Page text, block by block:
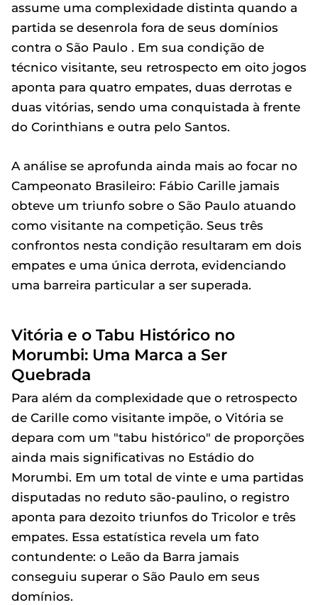
assume uma complexidade distinta quando a
partida se desenrola fora de seus domínios
contra o São Paulo . Em sua condição de
técnico visitante, seu retrospecto em oito jogos
aponta para quatro empates, duas derrotas e
duas vitórias, sendo uma conquistada à frente
do Corinthians e outra pelo Santos.
A análise se aprofunda ainda mais ao focar no
Campeonato Brasileiro: Fábio Carille jamais
obteve um triunfo sobre o São Paulo atuando
como visitante na competição. Seus três
confrontos nesta condição resultaram em dois
empates e uma única derrota, evidenciando
uma barreira particular a ser superada.
Vitória e o Tabu Histórico no
Morumbi: Uma Marca a Ser
Quebrada
Para além da complexidade que o retrospecto
de Carille como visitante impõe, o Vitória se
depara com um "tabu histórico" de proporções
ainda mais significativas no Estádio do
Morumbi. Em um total de vinte e uma partidas
disputadas no reduto são-paulino, o registro
aponta para dezoito triunfos do Tricolor e três
empates. Essa estatística revela um fato
contundente: o Leão da Barra jamais
conseguiu superar o São Paulo em seus
domínios.